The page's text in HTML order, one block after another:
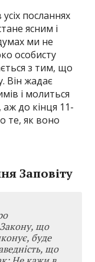
посланнях
ясним і
ми не
особисту
з тим, що
Він жадає
і молиться
аж до кінця 11-
те, як воно
Заповіту
що
буде
що